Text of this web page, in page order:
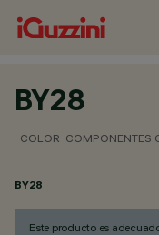
BY28
COLOR COMPONENTES
BY28
Este producto es